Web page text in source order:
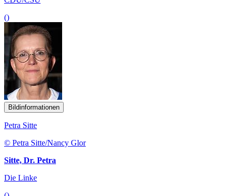
()
Bildinformationen
Petra Sitte
© Petra Sitte/Nancy Glor
Sitte, Dr. Petra
Die Linke